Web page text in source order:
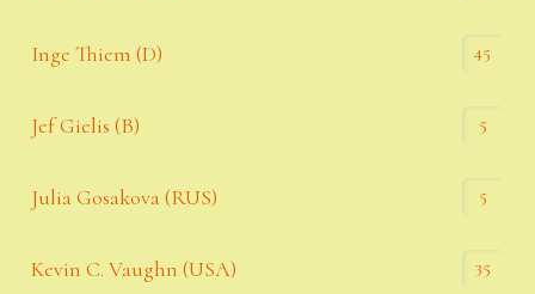
Inge Thiem (D) 45
Jef Gielis (B) 5
Julia Gosakova (RUS) 5
Kevin C. Vaughn (USA) 35